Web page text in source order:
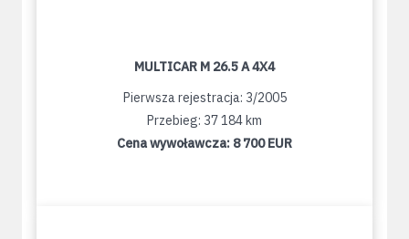
MULTICAR M 26.5 A 4X4
Pierwsza rejestracja: 3/2005
Przebieg: 37 184 km
Cena wywoławcza: 8 700 EUR